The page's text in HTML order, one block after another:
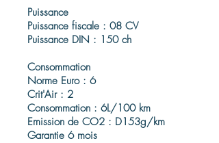
Puissance
Puissance fiscale : 08 CV
Puissance DIN : 150 ch
Consommation
Norme Euro : 6
Crit'Air : 2
Consommation : 6L/100 km
Emission de CO2 : D153g/km
Garantie 6 mois